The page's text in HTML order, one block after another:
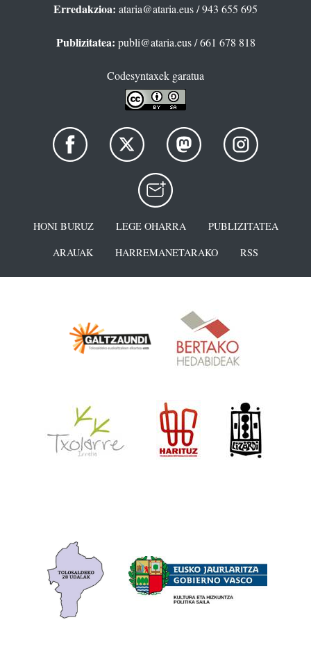
Erredakzioa: ataria@ataria.eus/ 943 655 695
Publizitatea: publi@ataria.eus/ 661 678 818
Codesyntaxek garatua
HONI BURUZ LEGE OHARRA
PUBLIZITATEA
ARAUAK
HARREMANETARAKO RSS